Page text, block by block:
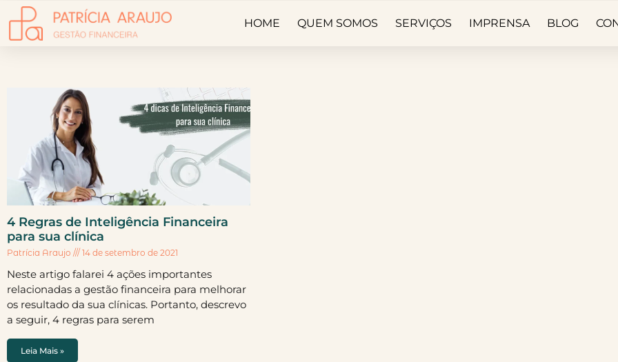
HOME QUEM SOMOS SERVIÇOS IMPRENSA BLOG
4 Regras de Inteligência Financeira
para sua clínica
Patrícia Araujo 14 de setembro de 2021
Neste artigo falarei 4 ações importantes
relacionadas a gestão financeira para melhorar
os resultado da sua clínicas. Portanto, descrevo
a seguir, 4 regras para serem
Leia Mais »